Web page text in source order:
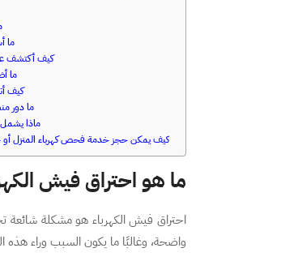
ما
كيف أكتشف
ما
كيف
ما دور
ماذا يشمل
❓ كيف يمكن حجز خدمة فحص كهرباء
ما هو احتراق فيش
احتراق فيش الكهرباء هو مشكلة شائعة
واضحة، وغالبًا ما يكون السبب وراء هذه